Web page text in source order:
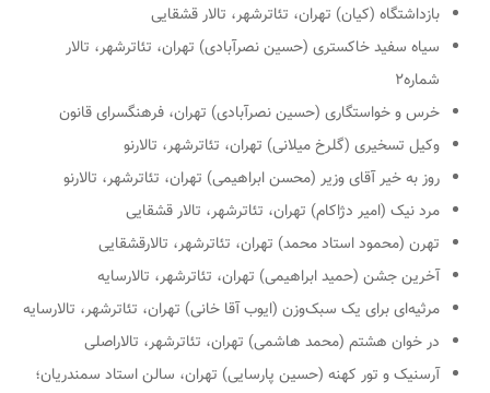
بازداشتگاه (کیان) تهران، تئاترشهر، تالار قشقایی
سیاه سفید خاکستری (حسین نصرآبادی) تهران، تئاترشهر، تالار
شماره۲
خرس و خواستگاری (حسین نصرآبادی) تهران، فرهنگسرای قانون
وکیل تسخیری (گلرخ میلانی) تهران، تئاترشهر، تالارنو
روز به خیر آقای وزیر (محسن ابراهیمی) تهران، تئاترشهر، تالارنو
مرد نیک (امیر دژاکام) تهران، تئاترشهر، تالار قشقایی
تهرن (محمود استاد محمد) تهران، تئاترشهر، تالارقشقایی
آخرین جشن (حمید ابراهیمی) تهران، تئاترشهر، تالارسایه
مرثیه‌ای برای یک سبک‌وزن (ایوب آقا خانی) تهران، تئاترشهر، تالارسایه
در خوان هشتم (محمد هاشمی) تهران، تئاترشهر، تالاراصلی
آرسنیک و تور کهنه (حسین پارسایی) تهران، سالن استاد سمندریان؛